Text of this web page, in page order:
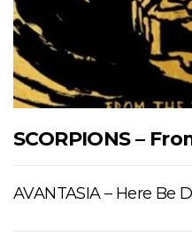
SCORPIONS –
AVANTASIA – Here Be